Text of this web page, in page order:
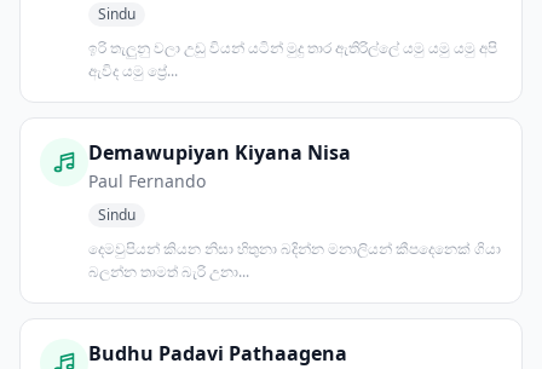
Sindu
ඉරි තැලුනු වලා උඩු වියන් යටින් මුදු තාර ඇතිරිල්ලේ යමු යමු යමු අපි
ඇවිද යමු ප්‍රේ...
Demawupiyan Kiyana Nisa
Paul Fernando
Sindu
දෙමවුපියන් කියන නිසා හිතුනා බදින්න මනාලියන් කීපදෙනෙක් ගියා
බලන්න තාමත් බැරි උනා...
Budhu Padavi Pathaagena